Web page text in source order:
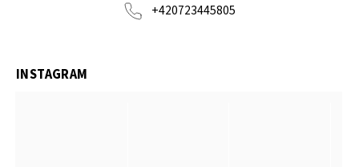
+420723445805
INSTAGRAM